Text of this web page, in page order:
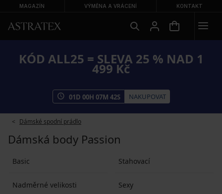
MAGAZÍN VÝMĚNA A VRÁCENÍ KONTAKT
KÓD ALL25 = SLEVA 25 % NAD 1
499 Kč
01D 00H 07M 41S NAKUPOVAT
Dámské spodní prádlo
Dámská body Passion
Basic Stahovací
Nadměrné velikosti Sexy